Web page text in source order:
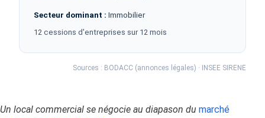
Secteur dominant : Immobilier
12 cessions d'entreprises sur 12 mois
Sources : BODACC (annonces légales) · INSEE SIRENE
Un local commercial se négocie au diapason du marché